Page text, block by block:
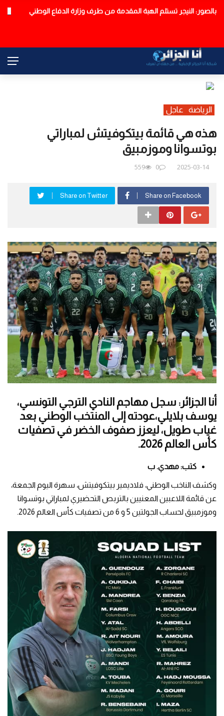
عاجل11 بلدية بالعاصمة معنية بتذبذب في توزيع المياه
الرياضة عاجل
هذه هي قائمة بيتكوفيتش لمباراتي
بوتسوانا وموزمبيق
2025-03-14
0
559
Share on Facebook
Share on Twitter
أنا الجزائر: سجل مهاجم النادي الترجي التونسي،
يوسف بلايلي،عودته إلى المنتخب الوطني بعد
غياب طويل، ليعزز صفوف الخضر في تصفيات
كأس العالم 2026.
كتب: مهدي. ب
وكشف الناخب الوطني، فلاديمير بيتكوفيتش، سهرة اليوم الجمعة،
عن قائمة اللاعبين المعنيين بالتربص التحضيري لمباراتي بوتسوانا
وموزمبيق لحساب الجولتين 5 و 6 من تصفيات كأس العالم 2026.